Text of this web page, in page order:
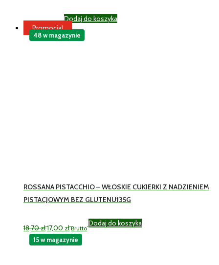
16,95zł
Dodaj do koszyka
Promocja!
ROSSANA PISTACCHIO – WŁOSKIE CUKIERKI Z NADZIENIEM
PISTACJOWYM BEZ GLUTENU135G
18,70złcena
wynosiła:
18,70 zł.
17,00 zł
Aktualna
cena
wynosi:
17,00 zł.
Brutto
Dodaj do koszyka
48 w magazynie
15 w magazynie